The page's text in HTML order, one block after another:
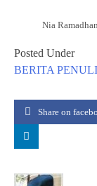
Nia
Posted Under
BERITA
Share on